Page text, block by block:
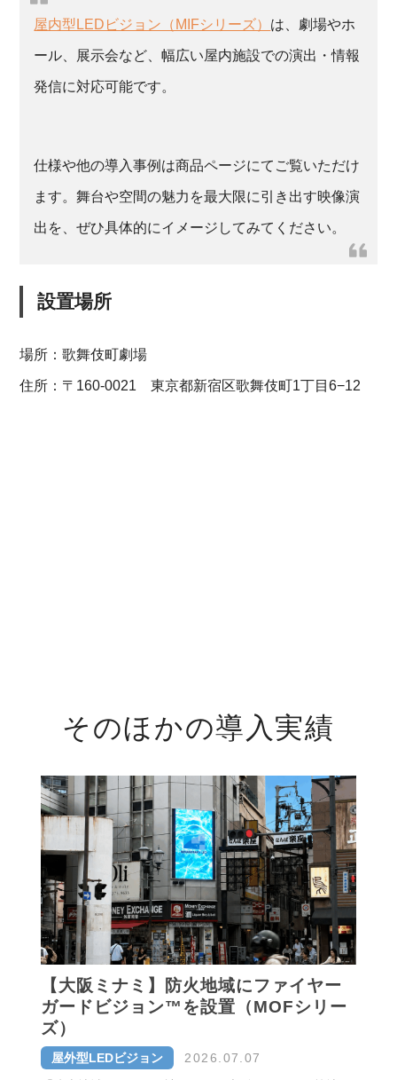
屋内型LEDビジョン（MIFシリーズ） は、劇場やホ
ール、展示会など、幅広い屋内施設での演出・情報
発信に対応可能です。
仕様や他の導入事例は商品ページにてご覧いただけ
ます。舞台や空間の魅力を最大限に引き出す映像演
出を、ぜひ具体的にイメージしてみてください。
設置場所
場所：歌舞伎町劇場
住所：〒160-0021 東京都新宿区歌舞伎町1丁目6−12
そのほかの導入実績
【大阪ミナミ】防火地域にファイヤー
ガードビジョン™を設置（MOFシリー
ズ）
屋外型LEDビジョン
2026.07.07